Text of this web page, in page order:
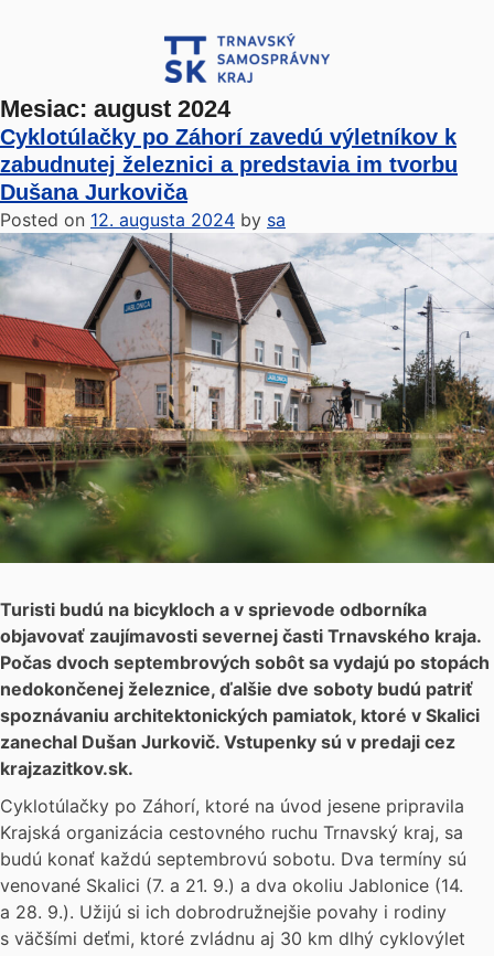
Mesiac: august 2024
Cyklotúlačky po Záhorí zavedú výletníkov k
zabudnutej železnici a predstavia im tvorbu
Dušana Jurkoviča
Posted on 12. augusta 2024 by sa
Turisti budú na bicykloch a v sprievode odborníka
objavovať zaujímavosti severnej časti Trnavského kraja.
Počas dvoch septembrových sobôt sa vydajú po stopách
nedokončenej železnice, ďalšie dve soboty budú patriť
spoznávaniu architektonických pamiatok, ktoré v Skalici
zanechal Dušan Jurkovič. Vstupenky sú v predaji cez
krajzazitkov.sk.
Cyklotúlačky po Záhorí, ktoré na úvod jesene pripravila
Krajská organizácia cestovného ruchu Trnavský kraj, sa
budú konať každú septembrovú sobotu. Dva termíny sú
venované Skalici (7. a 21. 9.) a dva okoliu Jablonice (14.
a 28. 9.). Užijú si ich dobrodružnejšie povahy i rodiny
s väčšími deťmi, ktoré zvládnu aj 30 km dlhý cyklovýlet